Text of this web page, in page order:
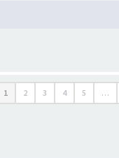
1 2 3 4 5 …